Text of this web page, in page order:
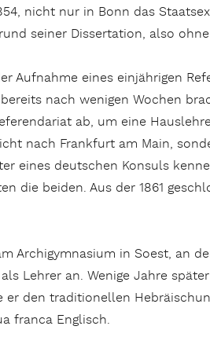
nicht nur in Bonn das
seiner Dissertation, also
Aufnahme eines einjährigen
nach wenigen Wochen
ab, um eine
nach Frankfurt am Main,
eines deutschen Konsuls
die beiden. Aus der 1861
Archigymnasium in Soest, an
Lehrer an. Wenige Jahre
er den traditionellen
franca Englisch.